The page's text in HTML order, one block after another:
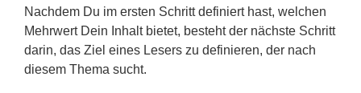
Nachdem Du im ersten Schritt definiert hast, welchen
Mehrwert Dein Inhalt bietet, besteht der nächste Schritt
darin, das Ziel eines Lesers zu definieren, der nach
diesem Thema sucht.